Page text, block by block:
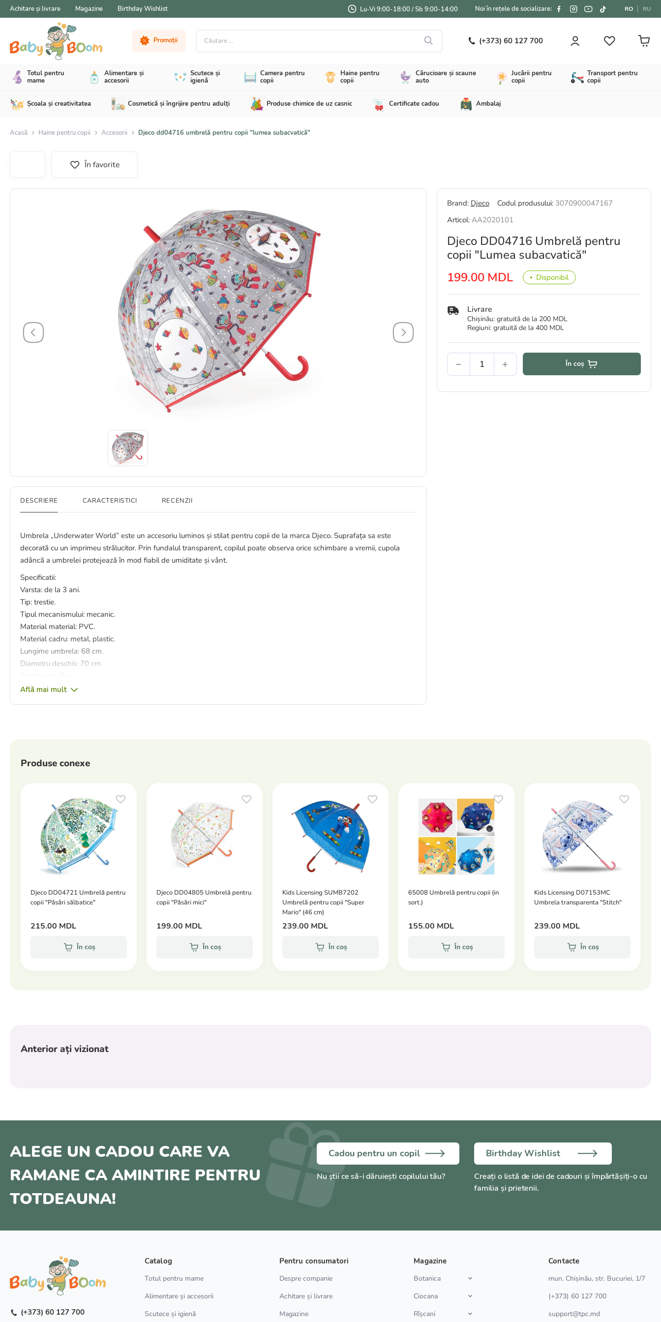
Achitare și livrare Magazine Birthday Wishlist Lu-Vi 9:00-18:00 / Sb 9:00-14:00 Noi în rețele de socializare: RO RU
Promoții (+373) 60 127 700
Totul pentru
mame
Alimentare și
accesorii
Scutece și
igienă
Camera pentru
copii
Haine pentru
copii
Cărucioare și scaune
auto
Jucării pentru
copii
Transport pentru
copii
Școala și creativitatea Cosmetică și îngrijire pentru adulți Produse chimice de uz casnic Certificate cadou Ambalaj
Acasă Haine pentru copii Accesorii Djeco dd04716 umbrelă pentru copii "lumea subacvatică"
În favorite
Brand: Djeco Codul produsului: 3070900047167
Articol: AA2020101
Djeco DD04716 Umbrelă pentru
copii "Lumea subacvatică"
199.00 MDL
Disponibil
Livrare
Chișinău: gratuită de la 200 MDL
Regiuni: gratuită de la 400 MDL
În coș
DESCRIERE CARACTERISTICI RECENZII
Umbrela „Underwater World” este un accesoriu luminos și stilat pentru copii de la marca Djeco. Suprafața sa este
decorată cu un imprimeu strălucitor. Prin fundalul transparent, copilul poate observa orice schimbare a vremii, cupola
adâncă a umbrelei protejează în mod fiabil de umiditate și vânt.
Specificatii:
Varsta: de la 3 ani.
Tip: trestie.
Tipul mecanismului: mecanic.
Material material: PVC.
Material cadru: metal, plastic.
Lungime umbrela: 68 cm.
Diametru deschis: 70 cm.
Află mai mult
Produse conexe
Djeco DD04721 Umbrelă pentru
copii "Păsări sălbatice"
215.00 MDL
În coș
Djeco DD04805 Umbrelă pentru
copii "Păsări mici"
199.00 MDL
În coș
Kids Licensing SUMB7202
Umbrelă pentru copii "Super
Mario" (46 cm)
239.00 MDL
În coș
65008 Umbrelă pentru copii (in
sort.)
155.00 MDL
În coș
Kids Licensing D07153MC
Umbrela transparenta "Stitch"
239.00 MDL
În coș
Anterior ați vizionat
ALEGE UN CADOU CARE VA
RAMANE CA AMINTIRE PENTRU
TOTDEAUNA!
Cadou pentru un copil
Nu știi ce să-i dăruiești copilului tău?
Birthday Wishlist
Creați o listă de idei de cadouri și împărtășiți-o cu
familia și prietenii.
(+373) 60 127 700
Catalog
Totul pentru mame
Alimentare și accesorii
Scutece și igienă
Pentru consumatori
Despre companie
Achitare și livrare
Magazine
Magazine
Botanica
Ciocana
Rîșcani
Contacte
mun. Chișinău, str. Bucuriei, 1/7
(+373) 60 127 700
support@tpc.md